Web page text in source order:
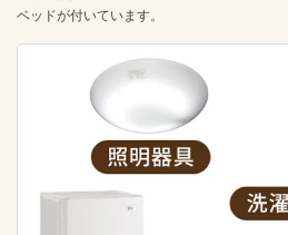
ベッドが付いています。